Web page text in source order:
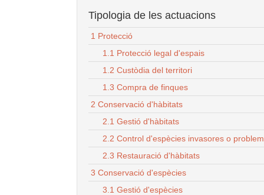
Tipologia de les actuacions
1 Protecció
1.1 Protecció legal d'espais
1.2 Custòdia del territori
1.3 Compra de finques
2 Conservació d'hàbitats
2.1 Gestió d'hàbitats
2.2 Control d'espècies invasores o
2.3 Restauració d'hàbitats
3 Conservació d'espècies
3.1 Gestió d'espècies